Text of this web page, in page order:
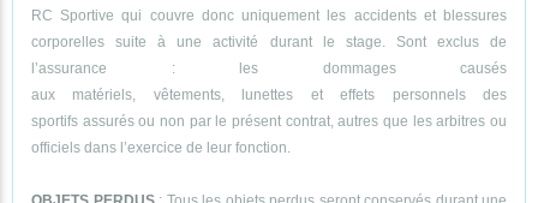
RC Sportive qui couvre donc uniquement les accidents et blessures
corporelles suite à une activité durant le stage. Sont exclus de
l’assurance : les dommages causés
aux matériels, vêtements, lunettes et effets personnels des
sportifs assurés ou non par le présent contrat, autres que les arbitres ou
officiels dans l’exercice de leur fonction.